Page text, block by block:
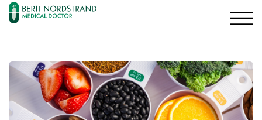
Søk ×
Oppskrifter
×